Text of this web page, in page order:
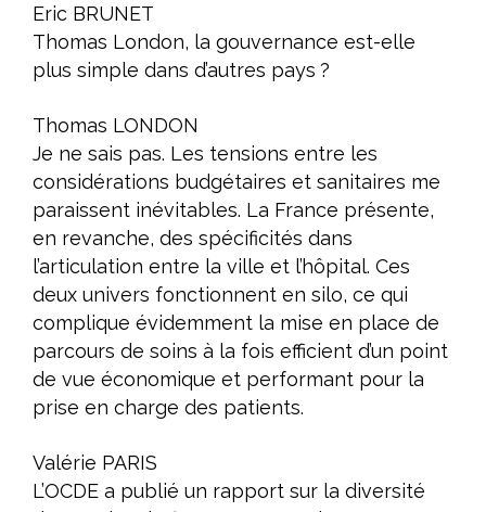
Eric BRUNET
Thomas London, la gouvernance est-elle
plus simple dans d’autres pays ?
Thomas LONDON
Je ne sais pas. Les tensions entre les
considérations budgétaires et sanitaires me
paraissent inévitables. La France présente,
en revanche, des spécificités dans
l’articulation entre la ville et l’hôpital. Ces
deux univers fonctionnent en silo, ce qui
complique évidemment la mise en place de
parcours de soins à la fois efficient d’un point
de vue économique et performant pour la
prise en charge des patients.
Valérie PARIS
L’OCDE a publié un rapport sur la diversité